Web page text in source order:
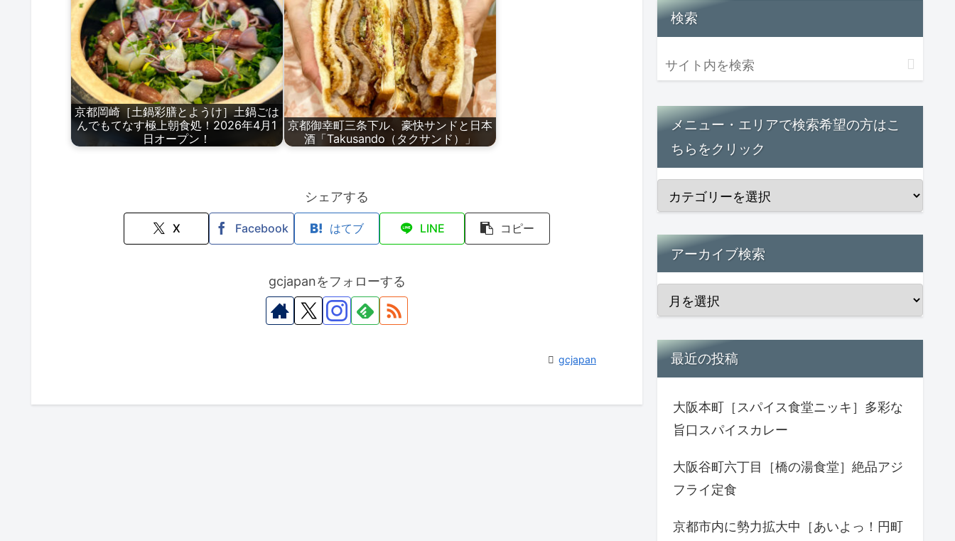
京都岡崎［土鍋彩膳とようけ］土鍋ごは
んでもてなす極上朝食処！2026年4月1
日オープン！
京都御幸町三条下ル、豪快サンドと日本
酒「Takusando（タクサンド）」
シェアする
X Facebook はてブ LINE コピー
gcjapanをフォローする
gcjapan
検索
メニュー・エリアで検索希望の方はこ
ちらをクリック
アーカイブ検索
最近の投稿
大阪本町［スパイス食堂ニッキ］多彩な
旨口スパイスカレー
大阪谷町六丁目［橋の湯食堂］絶品アジ
フライ定食
京都市内に勢力拡大中［あいよっ！円町